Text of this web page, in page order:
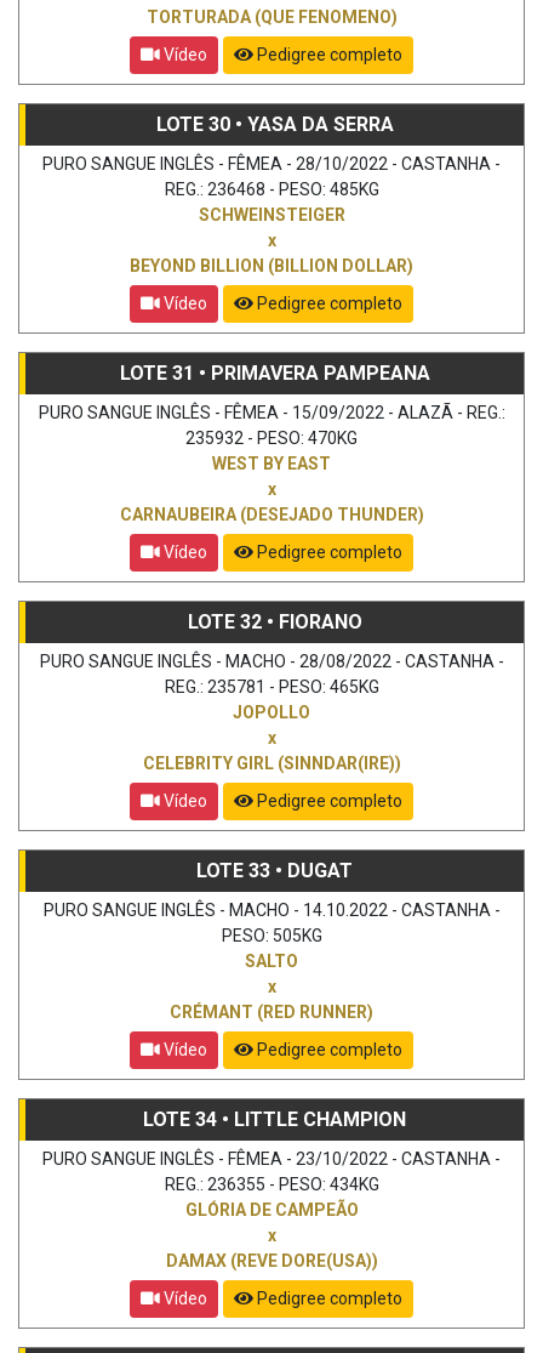
TORTURADA (QUE FENOMENO)
Vídeo
Pedigree completo
LOTE 30 • YASA DA SERRA
PURO SANGUE INGLÊS - FÊMEA - 28/10/2022 - CASTANHA -
REG.: 236468 - PESO: 485KG
SCHWEINSTEIGER
x
BEYOND BILLION (BILLION DOLLAR)
Vídeo
Pedigree completo
LOTE 31 • PRIMAVERA PAMPEANA
PURO SANGUE INGLÊS - FÊMEA - 15/09/2022 - ALAZÃ - REG.:
235932 - PESO: 470KG
WEST BY EAST
x
CARNAUBEIRA (DESEJADO THUNDER)
Vídeo
Pedigree completo
LOTE 32 • FIORANO
PURO SANGUE INGLÊS - MACHO - 28/08/2022 - CASTANHA -
REG.: 235781 - PESO: 465KG
JOPOLLO
x
CELEBRITY GIRL (SINNDAR(IRE))
Vídeo
Pedigree completo
LOTE 33 • DUGAT
PURO SANGUE INGLÊS - MACHO - 14.10.2022 - CASTANHA -
PESO: 505KG
SALTO
x
CRÉMANT (RED RUNNER)
Vídeo
Pedigree completo
LOTE 34 • LITTLE CHAMPION
PURO SANGUE INGLÊS - FÊMEA - 23/10/2022 - CASTANHA -
REG.: 236355 - PESO: 434KG
GLÓRIA DE CAMPEÃO
x
DAMAX (REVE DORE(USA))
Vídeo
Pedigree completo